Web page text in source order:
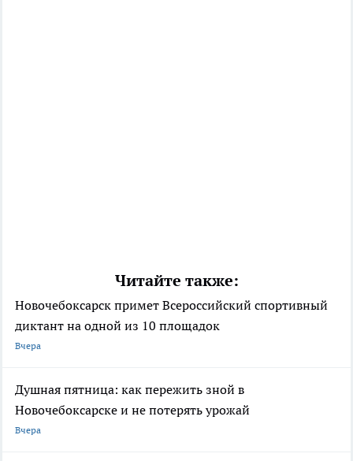
Читайте также:
Новочебоксарск примет Всероссийский спортивный
диктант на одной из 10 площадок
Вчера
Душная пятница: как пережить зной в
Новочебоксарске и не потерять урожай
Вчера